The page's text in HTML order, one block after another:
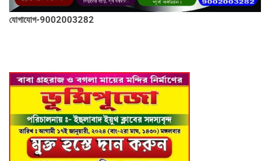
যোগাযোগ-9002003282